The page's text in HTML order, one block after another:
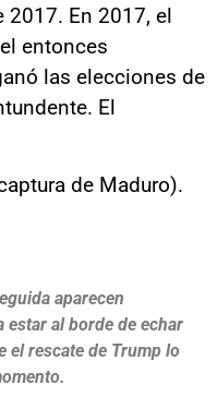
En 2017, el
entonces
las elecciones de
El
de Maduro).
aparecen
estar al borde de echar
el rescate de Trump lo